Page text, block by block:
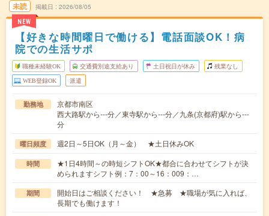
未読
NEW
掲載日 2026/08/05
【好きな時間曜日で働ける】電話面談OK！病
院での生活サポ
職種未経験OK 交通費別途支給あり 土日祝日が休み 残業なし
WEB登録OK 派遣
勤務地
京都市南区
西大路駅から---分／東寺駅から---分／九条(京都府)駅から---
分
曜日頻度 週2日～5日OK（月～金） ★土日休みOK
時間
★1日4時間～の時短シフトOK★都合に合わせてシフトが決
められますシフト例：7：00～16：009：…
期間
開始日はご相談ください！ ★急募 ★職場が気に入れば、
長期でも働けます！